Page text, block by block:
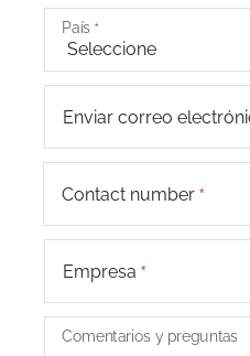
País
Enviar correo
+44
Contact number
Empresa
Comentarios y preguntas